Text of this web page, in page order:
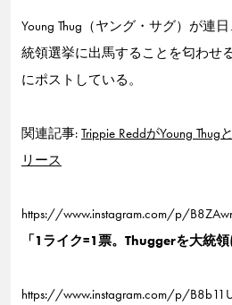
Young Thug（ヤング・サグ）が連
統領選挙に出馬することを匂わせ
にポストしている。
関連記事: Trippie ReddがYoung
リース
https://www.instagram.com/p/
「1ライク=1票。Thuggerを大統領
https://www.instagram.com/p/